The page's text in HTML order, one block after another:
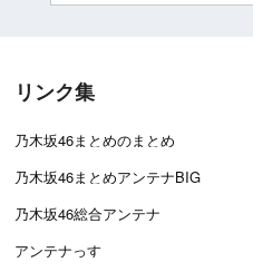
リンク集
乃木坂46まとめのまとめ
乃木坂46まとめアンテナBIG
乃木坂46総合アンテナ
アンテナっす